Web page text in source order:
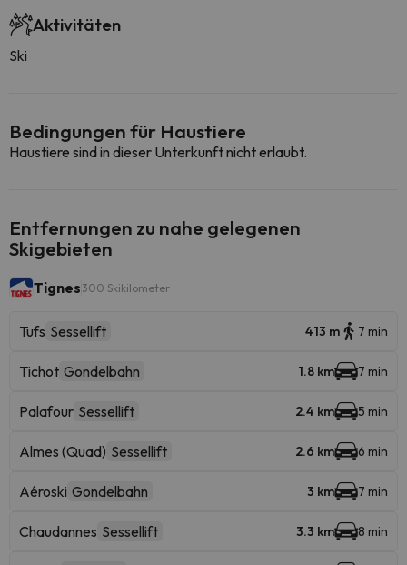
Aktivitäten
Ski
Bedingungen für Haustiere
Haustiere sind in dieser Unterkunft nicht erlaubt.
Entfernungen zu nahe gelegenen
Skigebieten
Tignes 300 Skikilometer
Tufs Sessellift 413 m 7 min
Tichot Gondelbahn 1.8 km 7 min
Palafour Sessellift 2.4 km 5 min
Almes (Quad) Sessellift 2.6 km 6 min
Aéroski Gondelbahn 3 km 7 min
Chaudannes Sessellift 3.3 km 8 min